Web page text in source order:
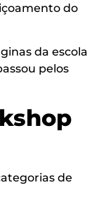
do
da escola
pelos
de